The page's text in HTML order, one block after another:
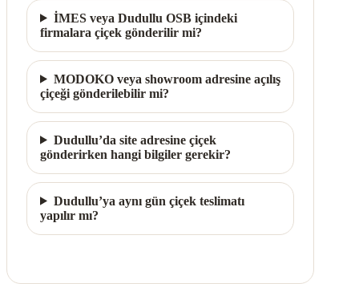
İMES veya Dudullu OSB içindeki
firmalara çiçek gönderilir mi?
MODOKO veya showroom adresine açılış
çiçeği gönderilebilir mi?
Dudullu’da site adresine çiçek
gönderirken hangi bilgiler gerekir?
Dudullu’ya aynı gün çiçek teslimatı
yapılır mı?